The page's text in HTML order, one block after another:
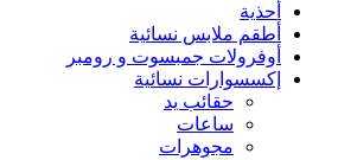
أحذية
أطقم ملابس نسائية
أوفرولات جمبسوت و رومبر
إكسسوارات نسائية
حقائب يد
ساعات
مجوهرات